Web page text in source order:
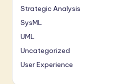
Strategic Analysis
SysML
UML
Uncategorized
User Experience